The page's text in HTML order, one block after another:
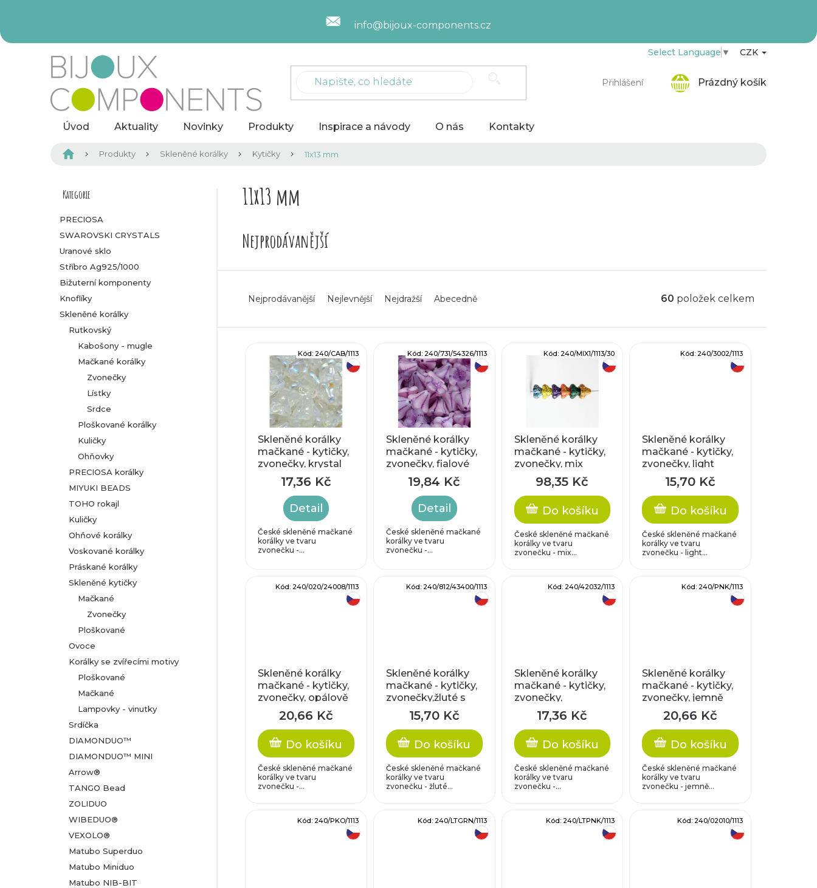
info@bijoux-components.cz
Přihlášení
Select Language ▼ CZK
Prázdný košík
Úvod Aktuality Novinky Produkty Inspirace a návody O nás Kontakty
Domů Produkty Skleněné korálky Kytičky 11x13 mm
P
o
s
t
r
a
n
Přeskočit
Kategorie
PRECIOSA
SWAROVSKI CRYSTALS
Uranové sklo
Stříbro Ag925/1000
Bižuterní komponenty
Knoflíky
Skleněné korálky
Rutkovský
Kabošony - mugle
Mačkané korálky
Zvonečky
Lístky
Srdce
Ploškované korálky
Kuličky
Ohňovky
PRECIOSA korálky
MIYUKI BEADS
TOHO rokajl
Kuličky
Ohňové korálky
Voskované korálky
Práskané korálky
Skleněné kytičky
Mačkané
Zvonečky
Ploškované
Ovoce
Korálky se zvířecími motivy
Ploškované
Mačkané
Lampovky - vinutky
Srdíčka
DIAMONDUO™
DIAMONDUO™ MINI
Arrow®
TANGO Bead
ZOLIDUO
WIBEDUO®
VEXOLO®
Matubo Superduo
Matubo Miniduo
Matubo NIB-BIT
11x13 mm
Nejprodávanější
Nejprodávanější Nejlevnější Nejdražší Abecedně 60 položek celkem
Skleněné korálky
mačkané - kytičky,
zvonečky, krystal
17,36 Kč
Detail
České skleněné mačkané
korálky ve tvaru
zvonečku -...
Kód: 240/CAB/1113
Skleněné korálky
mačkané - kytičky,
zvonečky, fialové
19,84 Kč
Detail
České skleněné mačkané
korálky ve tvaru
zvonečku -...
Kód: 240/731/54326/1113
Skleněné korálky
mačkané - kytičky,
zvonečky, mix
veselých barev - 30
98,35 Kč
Do košíku
České skleněné mačkané
korálky ve tvaru
zvonečku - mix...
Kód:240/MIX1/1113/30
Skleněné korálky
mačkané - kytičky,
zvonečky, light
sapphire15,70 Kč
Do košíku
České skleněné mačkané
korálky ve tvaru
zvonečku - light...
Kód: 240/3002/1113
Skleněné korálky
mačkané - kytičky,
zvonečky, opálově
modré/matné
20,66 Kč
Do košíku
České skleněné mačkané
korálky ve tvaru
zvonečku -...
Kód: 240/020/24008/1113
Skleněné korálky
mačkané - kytičky,
zvonečky,žluté s
travertinem
15,70 Kč
Do košíku
České skleněné mačkané
korálky ve tvaru
zvonečku - žluté...
Kód: 240/812/43400/1113
Skleněné korálky
mačkané - kytičky,
zvonečky,
metalické červené
17,36 Kč
Do košíku
České skleněné mačkané
korálky ve tvaru
zvonečku -...
Kód:240/42032/1113
Skleněné korálky
mačkané - kytičky,
zvonečky, jemně
růžové20,66 Kč
Do košíku
České skleněné mačkané
korálky ve tvaru
zvonečku - jemně...
Kód: 240/PNK/1113
Kód: 240/PKO/1113 Kód: 240/LTGRN/1113 Kód:240/LTPNK/1113 Kód: 240/02010/1113